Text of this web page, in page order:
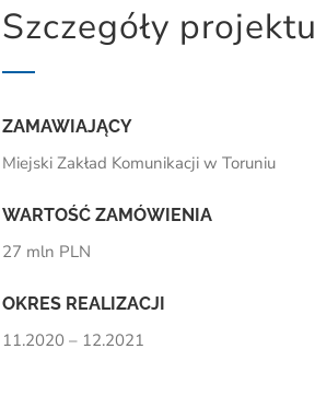
Szczegóły projektu
ZAMAWIAJĄCY
Miejski Zakład Komunikacji w Toruniu
WARTOŚĆ ZAMÓWIENIA
27 mln PLN
OKRES REALIZACJI
11.2020 – 12.2021